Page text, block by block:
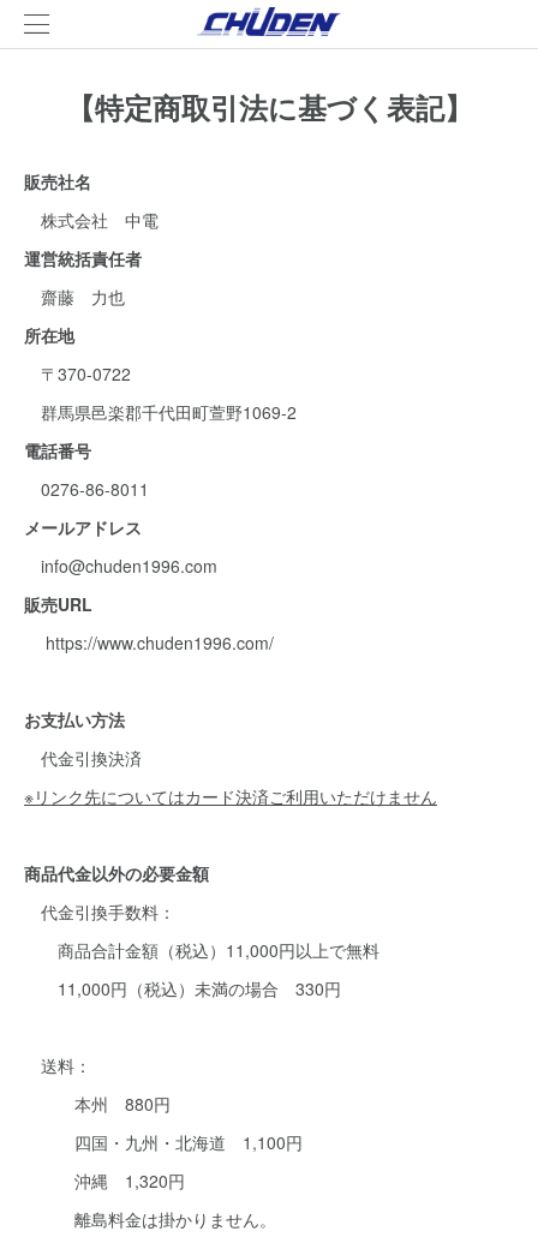
【特定商取引法に基づく表記】
販売社名
株式会社 中電
運営統括責任者
齋藤 力也
所在地
〒370-0722
群馬県邑楽郡千代田町萱野1069-2
電話番号
0276-86-8011
メールアドレス
info@chuden1996.com
販売URL
https://www.chuden1996.com/
お支払い方法
代金引換決済
※リンク先についてはカード決済ご利用いただけません
商品代金以外の必要金額
代金引換手数料：
商品合計金額（税込）11,000円以上で無料
11,000円（税込）未満の場合 330円
送料：
本州 880円
四国・九州・北海道 1,100円
沖縄 1,320円
離島料金は掛かりません。